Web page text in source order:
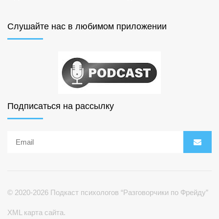
Слушайте нас в любимом приложении
Подписаться на рассылку
© 2020-2026 Подкаст психологов “Разговорчики по Фрейду”
XML карта сайта.